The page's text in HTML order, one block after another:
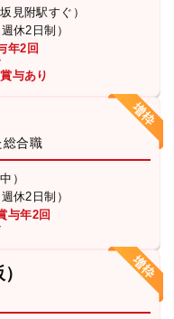
見附駅すぐ）
休2日制）
年2回
与あり
総合職
）
休2日制）
与年2回